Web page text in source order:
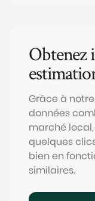
Obtenez
Grâce à
données
marché
quelques
bien en
similaires.